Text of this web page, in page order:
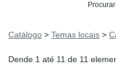
Catálogo > Temas locais >
Dende 1 até 11 de 11